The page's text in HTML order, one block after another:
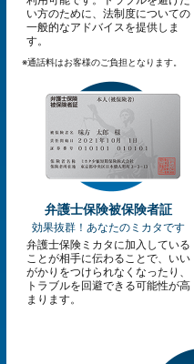
い方のために、法制度についての
一般的なアドバイスを提供しま
す。
※通話料はお客様のご負担となります。
弁護士保険被保険者証
効果抜群！あなたのミカタです
弁護士保険ミカタに加入している
ことが相手に伝わることで、いい
がかりをつけられなくなったり、
トラブルを回避できる可能性が高
まります。